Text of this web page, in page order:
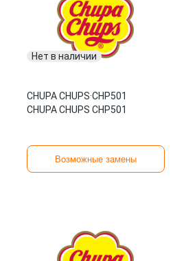
Нет в наличии
CHUPA CHUPS·CHP501
CHUPA CHUPS CHP501
Возможные замены